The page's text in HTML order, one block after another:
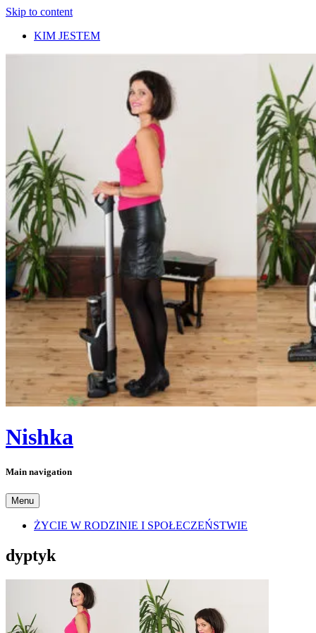
Skip to content
KIM JESTEM
Nishka
Main navigation
Menu
ŻYCIE W RODZINIE I SPOŁECZEŃSTWIE
dyptyk